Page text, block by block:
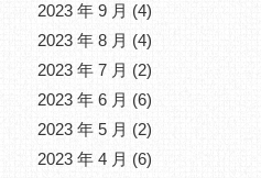
2023 年 9 月 (4)
2023 年 8 月 (4)
2023 年 7 月 (2)
2023 年 6 月 (6)
2023 年 5 月 (2)
2023 年 4 月 (6)